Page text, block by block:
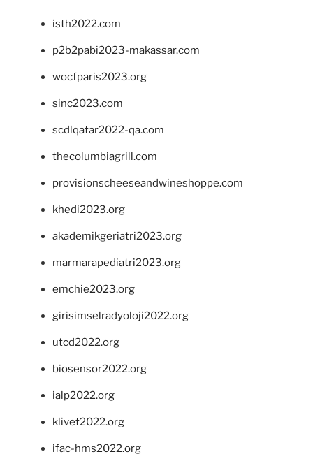
isth2022.com
p2b2pabi2023-makassar.com
wocfparis2023.org
sinc2023.com
scdlqatar2022-qa.com
thecolumbiagrill.com
provisionscheeseandwineshoppe.com
khedi2023.org
akademikgeriatri2023.org
marmarapediatri2023.org
emchie2023.org
girisimselradyoloji2022.org
utcd2022.org
biosensor2022.org
ialp2022.org
klivet2022.org
ifac-hms2022.org